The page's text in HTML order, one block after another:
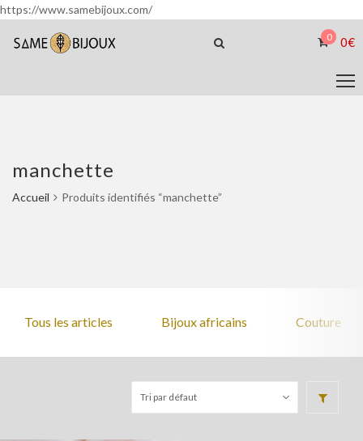
https://www.samebijoux.com/
0 0€
manchette
Accueil Produits identifiés “manchette”
Tous les articles Bijoux africains Couture